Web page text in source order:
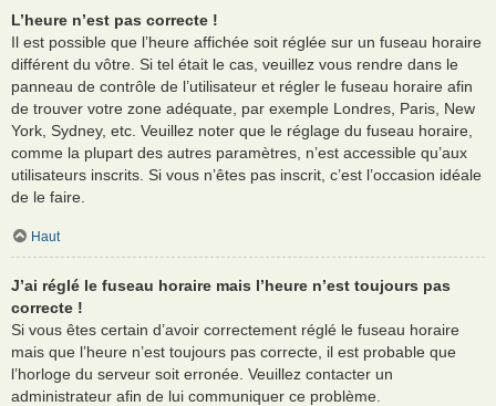
L’heure n’est pas correcte !
Il est possible que l’heure affichée soit réglée sur un fuseau horaire
différent du vôtre. Si tel était le cas, veuillez vous rendre dans le
panneau de contrôle de l’utilisateur et régler le fuseau horaire afin
de trouver votre zone adéquate, par exemple Londres, Paris, New
York, Sydney, etc. Veuillez noter que le réglage du fuseau horaire,
comme la plupart des autres paramètres, n’est accessible qu’aux
utilisateurs inscrits. Si vous n’êtes pas inscrit, c’est l’occasion idéale
de le faire.
Haut
J’ai réglé le fuseau horaire mais l’heure n’est toujours pas
correcte !
Si vous êtes certain d’avoir correctement réglé le fuseau horaire
mais que l’heure n’est toujours pas correcte, il est probable que
l’horloge du serveur soit erronée. Veuillez contacter un
administrateur afin de lui communiquer ce problème.